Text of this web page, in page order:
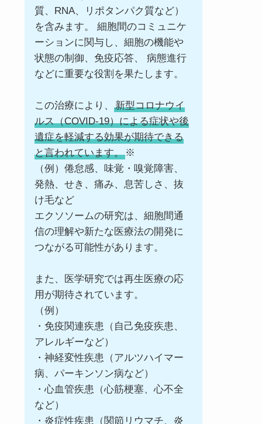
質、RNA、リポタンパク質など）
を含みます。 細胞間のコミュニケ
ーションに関与し、細胞の機能や
状態の制御、免疫応答、 病態進行
などに重要な役割を果たします。
この治療により、
新型コロナウイ
ルス（COVID-19）による症状や後
遺症を軽減する効果が期待できる
と言われています。※
（例）倦怠感、味覚・嗅覚障害、
発熱、せき、痛み、息苦しさ、抜
け毛など
エクソソームの研究は、細胞間通
信の理解や新たな医療法の開発に
つながる可能性があります。
また、医学研究では再生医療の応
用が期待されています。
（例）
・免疫関連疾患（自己免疫疾患、
アレルギーなど）
・神経変性疾患（アルツハイマー
病、パーキンソン病など）
・心血管疾患（心筋梗塞、心不全
など）
・炎症性疾患（関節リウマチ、炎